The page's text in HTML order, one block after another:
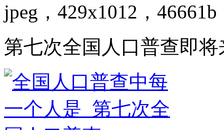
jpeg，429x1012，46661b
第七次全国人口普查即将